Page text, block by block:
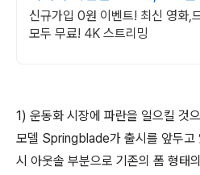
기!
신규가입 0원 이벤트! 최신 영화,
모두 무료! 4K 스트리밍
1) 운동화 시장에 파란을 일으킬 것
모델 Springblade가 출시를 앞두고
시 아웃솔 부분으로 기존의 폼 형태